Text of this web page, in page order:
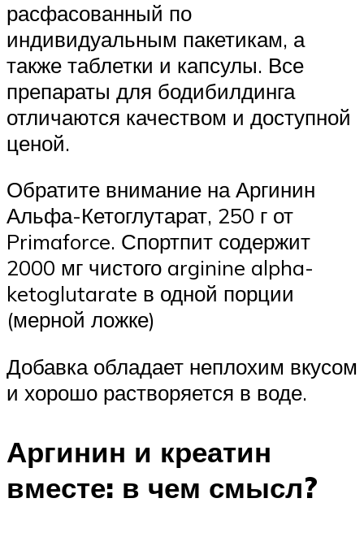
расфасованный по
индивидуальным пакетикам, а
также таблетки и капсулы. Все
препараты для бодибилдинга
отличаются качеством и доступной
ценой.
Обратите внимание на Аргинин
Альфа-Кетоглутарат, 250 г от
Primaforce. Спортпит содержит
2000 мг чистого arginine alpha-
ketoglutarate в одной порции
(мерной ложке)
Добавка обладает неплохим вкусом
и хорошо растворяется в воде.
Аргинин и креатин
вместе: в чем смысл?